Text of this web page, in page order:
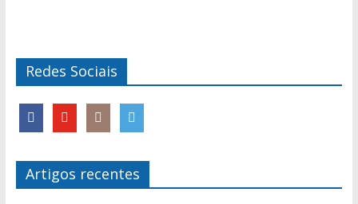
Redes Sociais
Artigos recentes